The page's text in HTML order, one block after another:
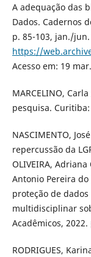
A adequação das
Dados. Cadernos
p. 85-103, jan./
https://
Acesso em: 19
MARCELINO,
pesquisa.
NASCIMENTO,
repercussão da
OLIVEIRA, Adriana
Antonio Pereira
proteção de
multidisciplinar
Acadêmicos, 2022.
RODRIGUES,